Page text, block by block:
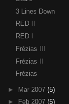
3 Lines Down
RED II
RED I
Frézias III
Frézias II
Frézias
► Mar 2007 (5)
►
Feb 2007 (5)